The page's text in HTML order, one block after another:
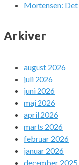
Mortensen:
Arkiver
august 2026
juli 2026
juni 2026
maj 2026
april 2026
marts 2026
februar 2026
januar 2026
december 2025